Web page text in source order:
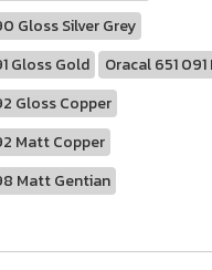
Gloss Silver Grey
Gloss Gold
Oracal 651
Gloss Copper
Matt Copper
Matt Gentian